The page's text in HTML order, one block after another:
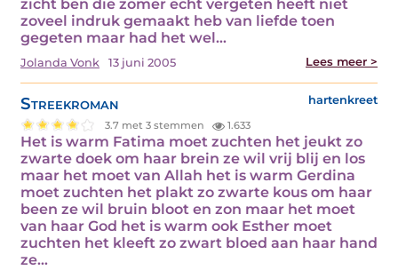
zicht ben die zomer echt vergeten heeft niet
zoveel indruk gemaakt heb van liefde toen
gegeten maar had het wel…
Jolanda Vonk 13 juni 2005 Lees meer >
Streekroman hartenkreet
3.7 met 3 stemmen 1.633
Het is warm Fatima moet zuchten het jeukt zo
zwarte doek om haar brein ze wil vrij blij en los
maar het moet van Allah het is warm Gerdina
moet zuchten het plakt zo zwarte kous om haar
been ze wil bruin bloot en zon maar het moet
van haar God het is warm ook Esther moet
zuchten het kleeft zo zwart bloed aan haar hand
ze…